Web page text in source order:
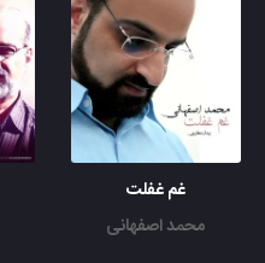
غم غفلت
محمد اصفهانی